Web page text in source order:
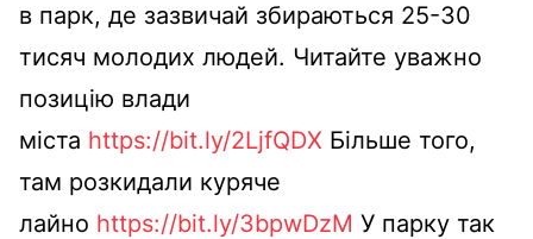
в парк, де зазвичай збираються 25-30
тисяч молодих людей. Читайте уважно
позицію влади
міста https://bit.ly/2LjfQDX Більше того,
там розкидали куряче
лайно https://bit.ly/3bpwDzM У парку так